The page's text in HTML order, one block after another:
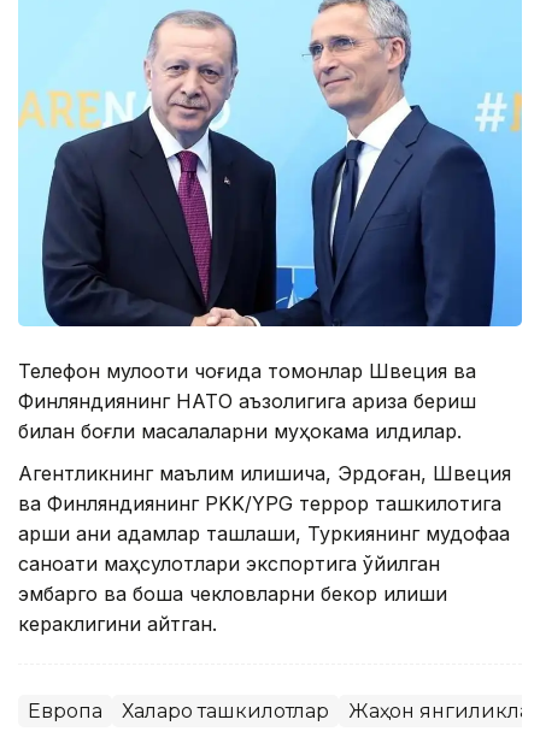
Телефон мулоқоти чоғида томонлар Швеция ва
Финляндиянинг НАТО аъзолигига ариза бериш
билан боғлиқ масалаларни муҳокама қилдилар.
Агентликнинг маълим қилишича, Эрдоған, Швеция
ва Финляндиянинг PKK/YPG террор ташкилотига
қарши аниқ қадамлар ташлаши, Туркиянинг мудофаа
саноати маҳсулотлари экспортига қўйилган
эмбарго ва бошқа чекловларни бекор қилиши
кераклигини айтган.
Европа Халқаро ташкилотлар Жаҳон